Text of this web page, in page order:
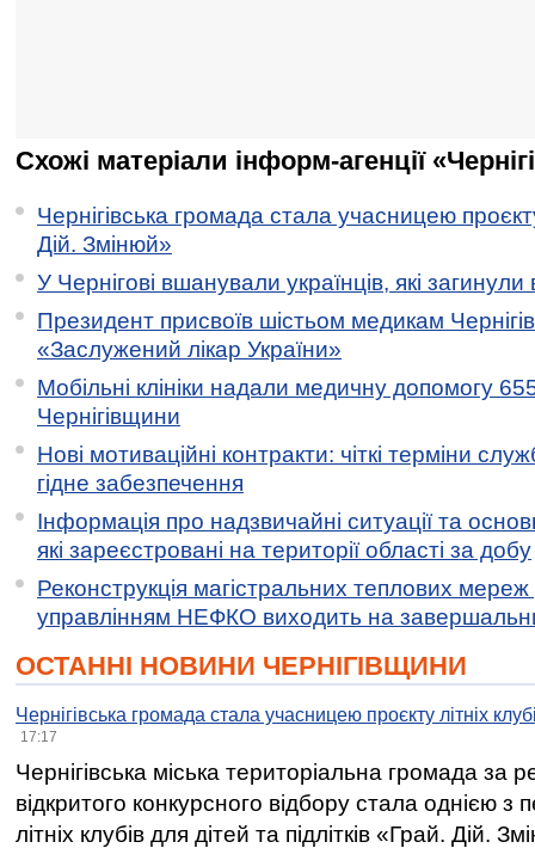
Схожі матеріали інформ-агенції
Чернігівська громада стала учасницею
Дій. Змінюй»
У Чернігові вшанували українців, які загинули
Президент присвоїв шістьом медикам
«Заслужений лікар України»
Мобільні клініки надали медичну допомогу
Чернігівщини
Нові мотиваційні контракти: чіткі терміни
гідне забезпечення
Інформація про надзвичайні ситуації та
які зареєстровані на території області за добу
Реконструкція магістральних теплових мереж
управлінням НЕФКО виходить на
ОСТАННІ НОВИНИ ЧЕРНІГІВЩИНИ
Чернігівська громада стала учасницею проєкту літніх
17:17
Чернігівська міська територіальна громада за
відкритого конкурсного відбору стала однією
літніх клубів для дітей та підлітків «Грай. Дій.